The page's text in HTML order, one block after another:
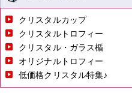
クリスタルカップ
クリスタルトロフィー
クリスタル・ガラス楯
オリジナルトロフィー
低価格クリスタル特集♪